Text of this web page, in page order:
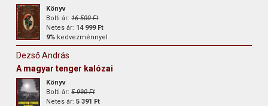
Könyv
Bolti ár:16 500 Ft
Netes ár: 14 999 Ft
9% kedvezménnyel
Dezső András
A magyar tenger kalózai
Könyv
Bolti ár:5 990 Ft
Netes ár:5 391 Ft